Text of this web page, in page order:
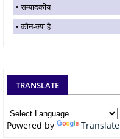
सम्पादकीय
कौन-क्या है
TRANSLATE
Powered by Translate